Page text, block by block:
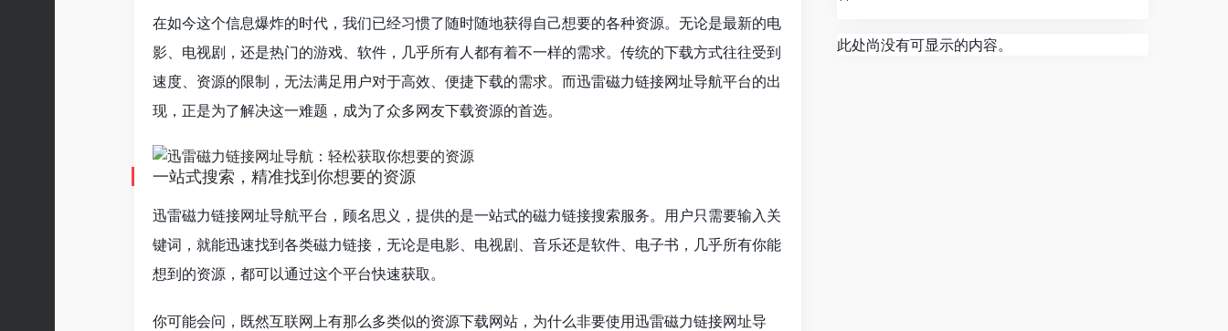
在如今这个信息爆炸的时代，我们已经习惯了随时随地获得自己想要的各种资源。无论是最新的电
影、电视剧，还是热门的游戏、软件，几乎所有人都有着不一样的需求。传统的下载方式往往受到
速度、资源的限制，无法满足用户对于高效、便捷下载的需求。而迅雷磁力链接网址导航平台的出
现，正是为了解决这一难题，成为了众多网友下载资源的首选。
一站式搜索，精准找到你想要的资源
迅雷磁力链接网址导航平台，顾名思义，提供的是一站式的磁力链接搜索服务。用户只需要输入关
键词，就能迅速找到各类磁力链接，无论是电影、电视剧、音乐还是软件、电子书，几乎所有你能
想到的资源，都可以通过这个平台快速获取。
你可能会问，既然互联网上有那么多类似的资源下载网站，为什么非要使用迅雷磁力链接网址导
此处尚没有可显示的内容。